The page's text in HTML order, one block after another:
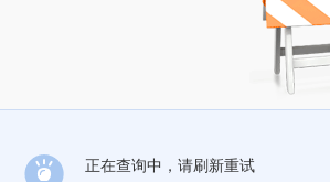
正在查询中，请刷新重试